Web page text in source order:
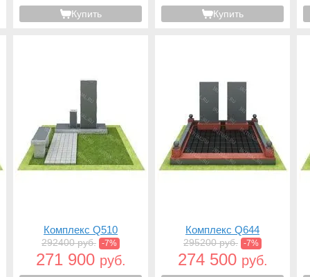
Купить Купить
Комплекс Q510
292400 руб. -7%
271 900 руб.
Комплекс Q644
295200 руб. -7%
274 500 руб.